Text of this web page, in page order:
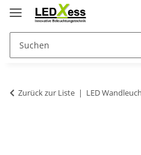
Zurück zur Liste LED